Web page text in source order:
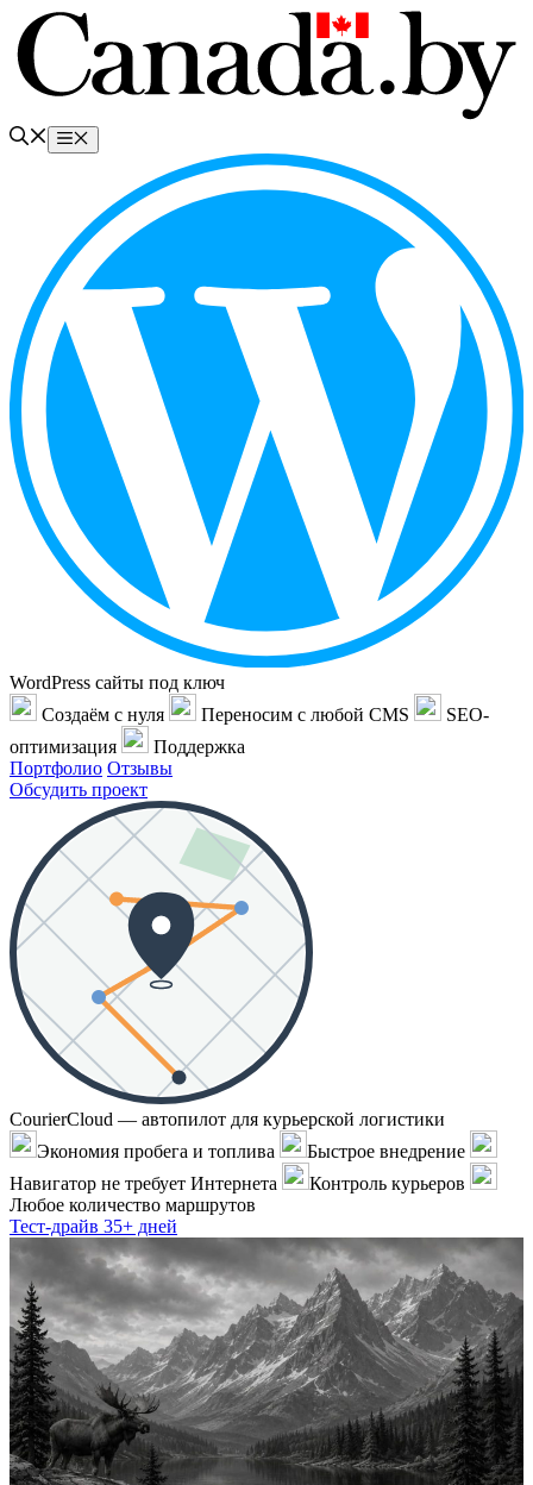
Перейти
содержимому
Меню
WordPress сайты под ключ
Создаём с нуля
Переносим с любой CMS
SEO-
оптимизация
Поддержка
Портфолио Отзывы
Обсудить проект
CourierCloud — автопилот для курьерской логистики
Экономия пробега и топлива
Быстрое внедрение
Навигатор не требует Интернета
Контроль курьеров
Любое количество маршрутов
Тест-драйв 35+ дней